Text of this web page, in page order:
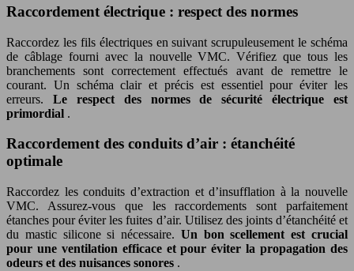
Raccordement électrique : respect des normes
Raccordez les fils électriques en suivant scrupuleusement le schéma
de câblage fourni avec la nouvelle VMC. Vérifiez que tous les
branchements sont correctement effectués avant de remettre le
courant. Un schéma clair et précis est essentiel pour éviter les
erreurs. Le respect des normes de sécurité électrique est
primordial .
Raccordement des conduits d’air : étanchéité
optimale
Raccordez les conduits d’extraction et d’insufflation à la nouvelle
VMC. Assurez-vous que les raccordements sont parfaitement
étanches pour éviter les fuites d’air. Utilisez des joints d’étanchéité et
du mastic silicone si nécessaire. Un bon scellement est crucial
pour une ventilation efficace et pour éviter la propagation des
odeurs et des nuisances sonores .